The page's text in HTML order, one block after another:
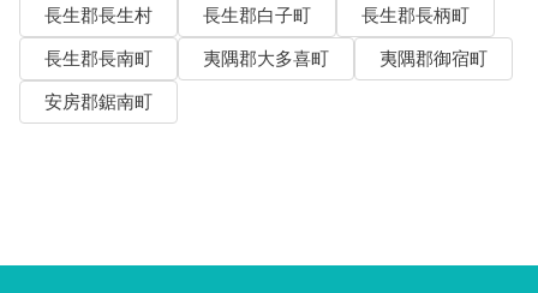
長生郡長生村
長生郡白子町
長生郡長柄町
長生郡長南町
夷隅郡大多喜町
夷隅郡御宿町
安房郡鋸南町